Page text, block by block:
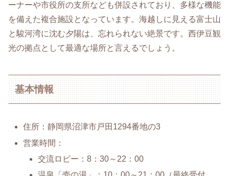
ーナーや市役所の支所なども併設されており、多様な機能
を備えた複合施設となっています。海越しに見える富士山
と駿河湾に沈む夕陽は、忘れられない絶景です。西伊豆観
光の拠点として最適な場所と言えるでしょう。
基本情報
住所：静岡県沼津市戸田1294番地の3
営業時間：
交流ロビー：8：30～22：00